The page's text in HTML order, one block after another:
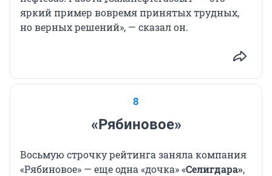
яркий пример вовремя принятых трудных,
но верных решений», — сказал он.
8
«Рябиновое»
Восьмую строчку рейтинга заняла компания
«Рябиновое» — еще одна «дочка» «Селигдара»,